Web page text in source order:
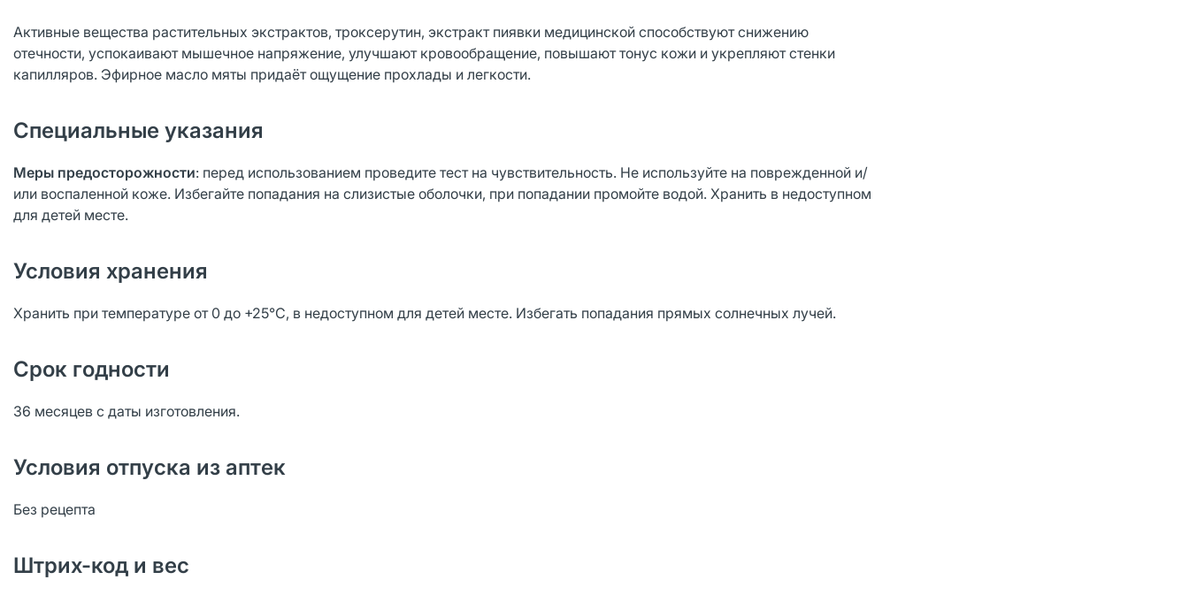
Активные вещества растительных экстрактов, троксерутин, экстракт пиявки медицинской способствуют снижению
отечности, успокаивают мышечное напряжение, улучшают кровообращение, повышают тонус кожи и укрепляют стенки
капилляров. Эфирное масло мяты придаёт ощущение прохлады и легкости.
Специальные указания
Меры предосторожности: перед использованием проведите тест на чувствительность. Не используйте на поврежденной и/
или воспаленной коже. Избегайте попадания на слизистые оболочки, при попадании промойте водой. Хранить в недоступном
для детей месте.
Условия хранения
Хранить при температуре от 0 до +25°С, в недоступном для детей месте. Избегать попадания прямых солнечных лучей.
Срок годности
36 месяцев с даты изготовления.
Условия отпуска из аптек
Без рецепта
Штрих-код и вес